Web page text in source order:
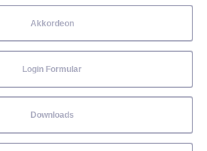
Akkordeon
Login Formular
Downloads